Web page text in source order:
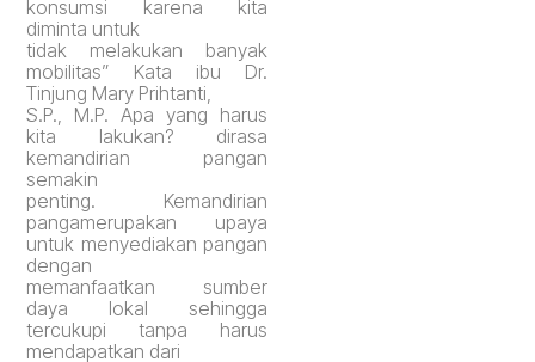
konsumsi karena kita
diminta untuk
tidak melakukan banyak
mobilitas” Kata ibu Dr.
Tinjung Mary Prihtanti,
S.P., M.P. Apa yang harus
kita lakukan? dirasa
kemandirian pangan
semakin
penting. Kemandirian
pangamerupakan upaya
untuk menyediakan pangan
dengan
memanfaatkan sumber
daya lokal sehingga
tercukupi tanpa harus
mendapatkan dari